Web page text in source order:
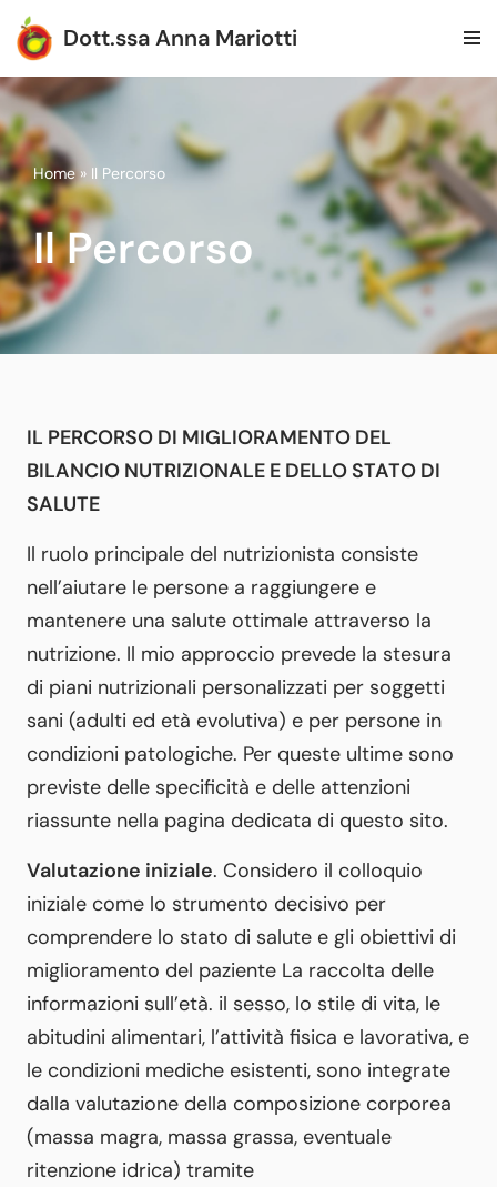
Vai
al
contenuto
Dott.ssa Anna Mariotti
Home» Il Percorso
Il Percorso
IL PERCORSO DI MIGLIORAMENTO DEL
BILANCIO NUTRIZIONALE E DELLO STATO DI
SALUTE
Il ruolo principale del nutrizionista consiste
nell’aiutare le persone a raggiungere e
mantenere una salute ottimale attraverso la
nutrizione. Il mio approccio prevede la stesura
di piani nutrizionali personalizzati per soggetti
sani (adulti ed età evolutiva) e per persone in
condizioni patologiche. Per queste ultime sono
previste delle specificità e delle attenzioni
riassunte nella pagina dedicata di questo sito.
Valutazione iniziale. Considero il colloquio
iniziale come lo strumento decisivo per
comprendere lo stato di salute e gli obiettivi di
miglioramento del paziente La raccolta delle
informazioni sull’età. il sesso, lo stile di vita, le
abitudini alimentari, l’attività fisica e lavorativa, e
le condizioni mediche esistenti, sono integrate
dalla valutazione della composizione corporea
(massa magra, massa grassa, eventuale
ritenzione idrica) tramite